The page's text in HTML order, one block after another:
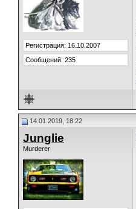
Регистрация: 16.10.2007
Сообщений: 235
14.01.2019, 18:22
Junglie
Murderer